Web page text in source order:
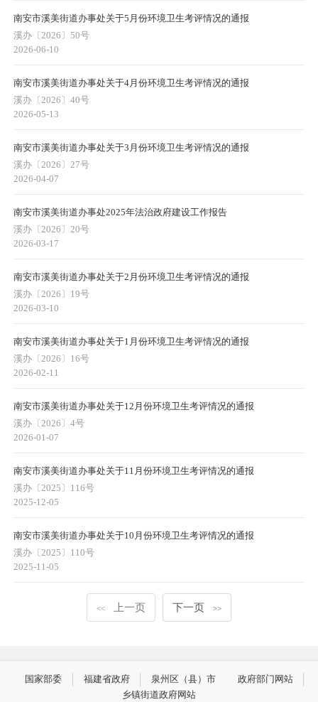
南安市溪美街道办事处关于5月份环境卫生考评情况的通报
溪办〔2026〕50号
2026-06-10
南安市溪美街道办事处关于4月份环境卫生考评情况的通报
溪办〔2026〕40号
2026-05-13
南安市溪美街道办事处关于3月份环境卫生考评情况的通报
溪办〔2026〕27号
2026-04-07
南安市溪美街道办事处2025年法治政府建设工作报告
溪办〔2026〕20号
2026-03-17
南安市溪美街道办事处关于2月份环境卫生考评情况的通报
溪办〔2026〕19号
2026-03-10
南安市溪美街道办事处关于1月份环境卫生考评情况的通报
溪办〔2026〕16号
2026-02-11
南安市溪美街道办事处关于12月份环境卫生考评情况的通报
溪办〔2026〕4号
2026-01-07
南安市溪美街道办事处关于11月份环境卫生考评情况的通报
溪办〔2025〕116号
2025-12-05
南安市溪美街道办事处关于10月份环境卫生考评情况的通报
溪办〔2025〕110号
2025-11-05
<< 上一页 下一页 >>
国家部委 福建省政府 泉州区（县）市
政府部门网站
乡镇街道政府网站